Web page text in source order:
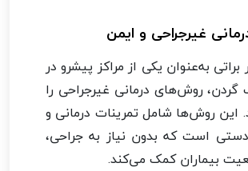
غیرجراحی و ایمن
به‌عنوان یکی از مراکز پیشرو در
روش‌های درمانی غیرجراحی را
این روش‌ها شامل تمرینات درمانی و
است که بدون نیاز به جراحی،
بیماران کمک می‌کند.